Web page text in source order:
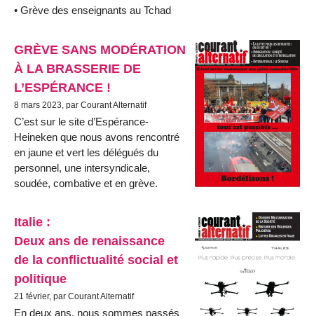
• Grève des enseignants au Tchad
GRÈVE SANS MODÉRATION
À LA BRASSERIE DE
L’ESPÉRANCE !
8 mars 2023, par Courant Alternatif
C’est sur le site d’Espérance-
Heineken que nous avons rencontré
en jaune et vert les délégués du
personnel, une intersyndicale,
soudée, combative et en grève.
Italie :
Deux ans de renaissance
de la conflictualité social et
politique
21 février, par Courant Alternatif
En deux ans, nous sommes passés